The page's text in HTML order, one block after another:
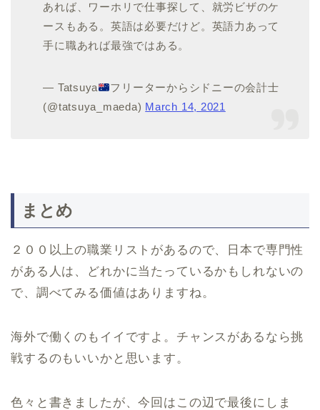
あれば、ワーホリで仕事探して、就労ビザのケ
ースもある。英語は必要だけど。英語力あって
手に職あれば最強ではある。
— Tatsuya
フリーターからシドニーの会計士
(@tatsuya_maeda) March 14, 2021
まとめ
２００以上の職業リストがあるので、日本で専門性
がある人は、どれかに当たっているかもしれないの
で、調べてみる価値はありますね。
海外で働くのもイイですよ。チャンスがあるなら挑
戦するのもいいかと思います。
色々と書きましたが、今回はこの辺で最後にしま